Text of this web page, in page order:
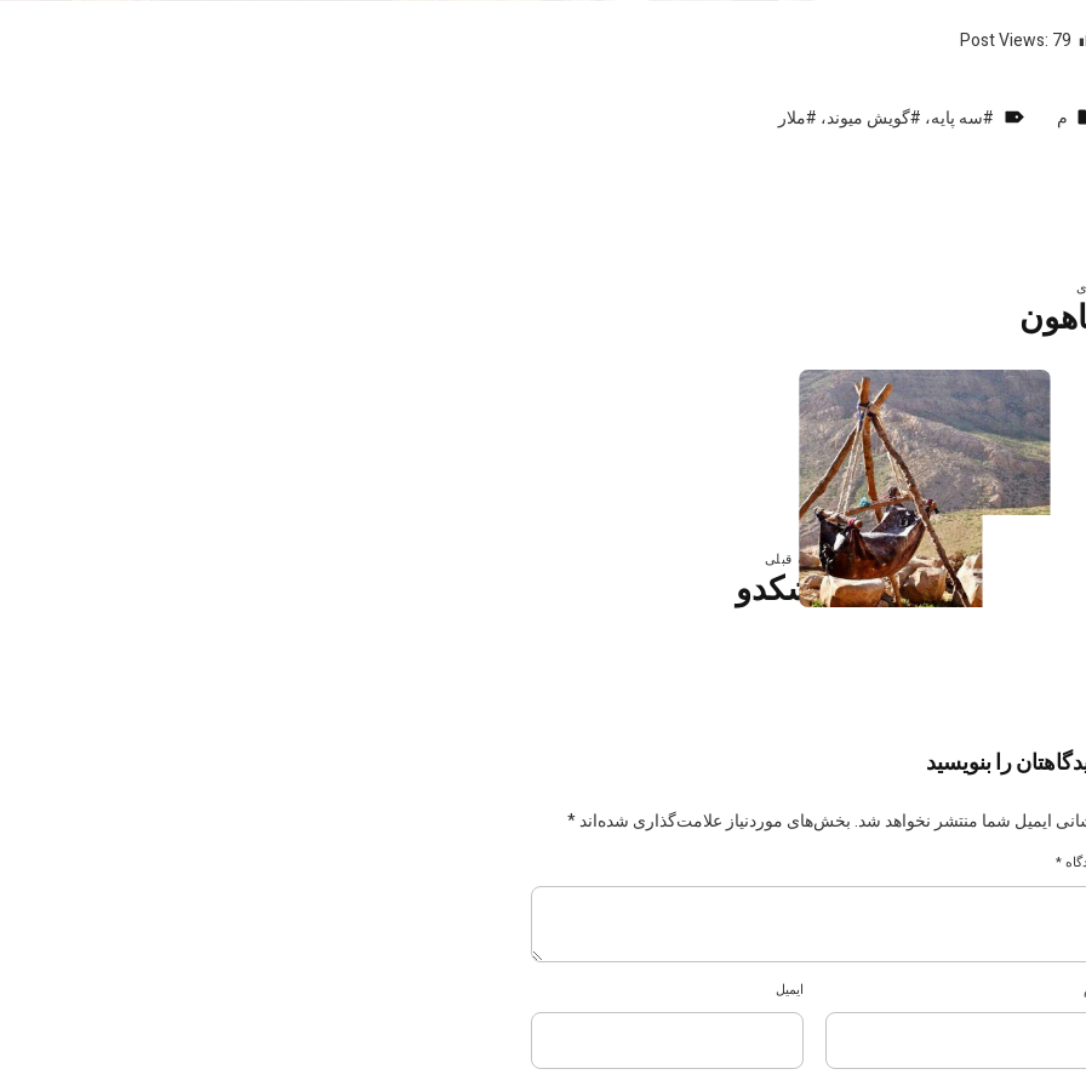
Post Views: 79
م برچسب‌گذاری‌شده به عنوان:
سه پایه، گویش میوند، ملار
بازگشت به ناوبری اصلی
نوشته
نوشته قبلی
مشکدو
را بنویسید
ایمیل شما منتشر نخواهد شد.بخش‌های موردنیاز علامت‌گذاری شده‌اند*
*
ایمیل